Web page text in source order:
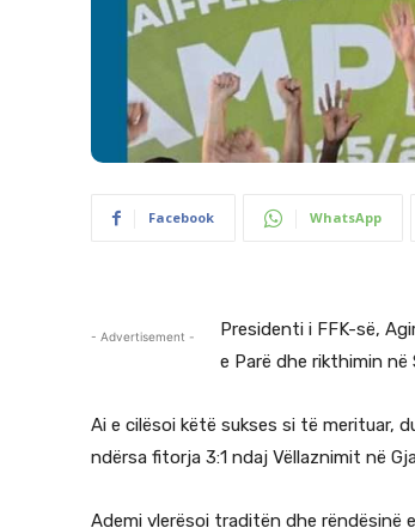
Facebook WhatsApp
- Advertisement -
Presidenti i FFK-së,
e Parë dhe rikthimin
Ai e cilësoi këtë sukses si të merituar,
ndërsa fitorja 3:1 ndaj Vëllaznimit në
Ademi vlerësoi traditën dhe rëndësinë